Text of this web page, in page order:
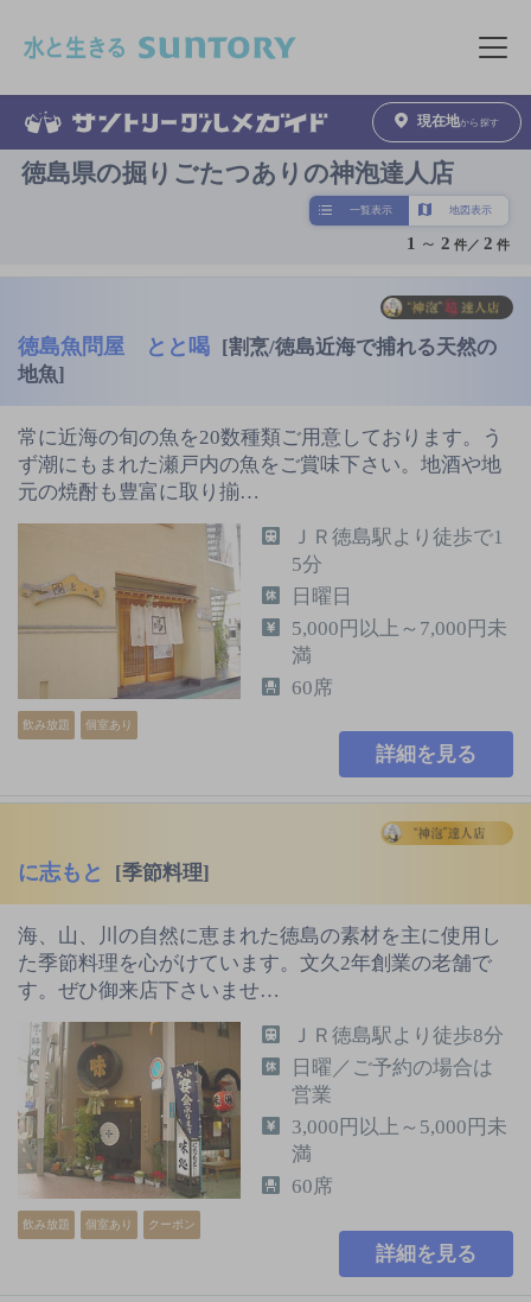
メニュ
現在地から探す
徳島県の掘りごたつありの神泡達人店
一覧表示 地図表示
1 ～ 2 件／2 件
徳島魚問屋 とと喝 [割烹/徳島近海で捕れる天然の
地魚]
常に近海の旬の魚を20数種類ご用意しております。う
ず潮にもまれた瀬戸内の魚をご賞味下さい。地酒や地
元の焼酎も豊富に取り揃…
飲み放題 個室あり
ＪＲ徳島駅より徒歩で1
5分
日曜日
5,000円以上～7,000円未
満
60席
詳細を見る
に志もと [季節料理]
海、山、川の自然に恵まれた徳島の素材を主に使用し
た季節料理を心がけています。文久2年創業の老舗で
す。ぜひ御来店下さいませ…
飲み放題 個室あり クーポン
ＪＲ徳島駅より徒歩8分
日曜／ご予約の場合は
営業
3,000円以上～5,000円未
満
60席
詳細を見る